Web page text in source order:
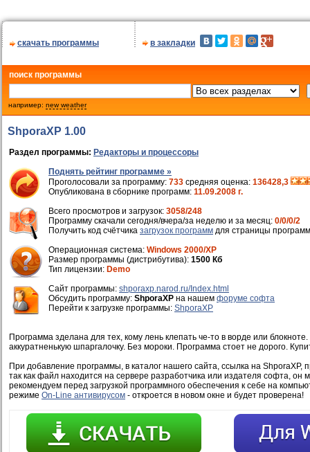
скачать программы в закладки
поиск программы
например: new weather
ShporaXP 1.00
Раздел программы: Редакторы и процессоры
Поднять рейтинг программе »
Проголосовали за программу: 733 средняя оценка: 136428,3
Опубликована в сборнике программ: 11.09.2008 г.
Всего просмотров и загрузок: 3058/248
Программу скачали сегодня/вчера/за неделю и за месяц: 0/0/0/2
Получить код счётчика загрузок программ для страницы
Операционная система: Windows 2000/XP
Размер программы (дистрибутива): 1500 Кб
Тип лицензии: Demo
Cайт программы: shporaxp.narod.ru/Index.html
Обсудить программу: ShporaXP на нашем форуме софта
Перейти к загрузке программы: ShporaXP
Программа зделана для тех, кому лень клепать че-то в ворде или
аккуратненькую шпаргалочку. Без мороки. Программа стоет не дорого.
При добавление программы, в каталог нашего сайта, ссылка на ShporaXP,
так как файл находится на сервере разработчика или издателя софта,
рекомендуем перед загрузкой программного обеспечения к себе на
режиме On-Line антивирусом - откроется в новом окне и будет проверена!